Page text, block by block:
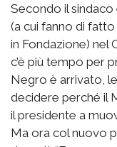
Secondo il
(a cui fanno di
in Fondazione) nel
c’è più tempo per
Negro è arrivato,
decidere perché il
il presidente a
Ma ora col nuovo